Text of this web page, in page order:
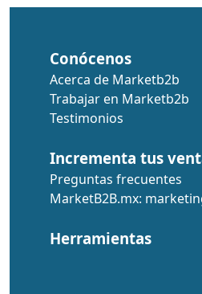
Conócenos
Acerca de Marketb2b
Trabajar en Marketb2b
Testimonios
Incrementa tus
Preguntas frecuentes
MarketB2B.mx:
Herramientas